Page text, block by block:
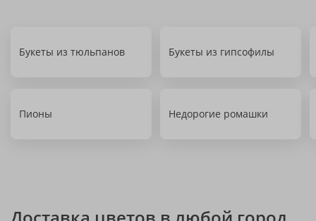
Букеты из тюльпанов Букеты из гипсофилы
Пионы Недорогие ромашки